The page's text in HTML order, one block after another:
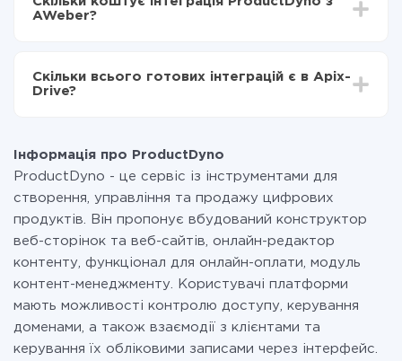
ProductDyno в AWeber
становити від 5-ти до 30-хвилин. У середньому
налаштування займає 10-15 хвилин.
AWeber?
Ви оплачуєте лише кількість даних, які за фактом
передаються з однієї вашої системи в іншу через
при необхідності. Детальніше про
Скільки всього готових інтеграцій є в Apix-
Drive?
Інформація про ProductDyno
ProductDyno - це сервіс із інструментами для
створення, управління та продажу цифрових
продуктів. Він пропонує вбудований конструктор
веб-сторінок та веб-сайтів, онлайн-редактор
контенту, функціонал для онлайн-оплати, модуль
контент-менеджменту. Користувачі платформи
мають можливості контролю доступу, керування
доменами, а також взаємодії з клієнтами та
керування їх обліковими записами через інтерфейс.